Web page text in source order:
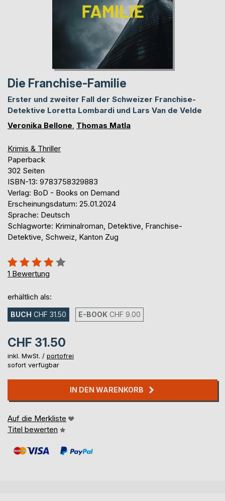
Die Franchise-Familie
Erster und zweiter Fall der Schweizer Franchise-
Detektive Loretta Lombardi und Lars Van de Velde
Veronika Bellone, Thomas Matla
Krimis & Thriller
Paperback
302 Seiten
ISBN-13: 9783758329883
Verlag: BoD - Books on Demand
Erscheinungsdatum: 25.01.2024
Sprache: Deutsch
Schlagworte: Kriminalroman, Detektive, Franchise-
Detektive, Schweiz, Kanton Zug
Bewertung::
80%
1 Bewertung
erhältlich als:
BUCH CHF 31.50 E-BOOK CHF 9.00
CHF 31.50
inkl. MwSt. / portofrei
sofort verfügbar
IN DEN WARENKORB
Auf die Merkliste
Titel bewerten